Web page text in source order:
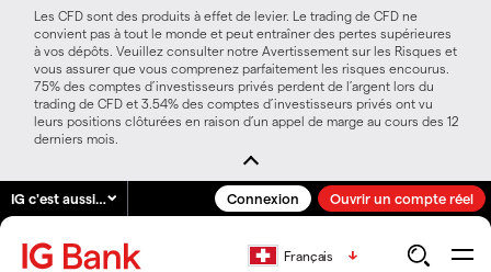
Les CFD sont des produits à effet de levier. Le trading de CFD ne
convient pas à tout le monde et peut entraîner des pertes supérieures
à vos dépôts. Veuillez consulter notre Avertissement sur les Risques et
vous assurer que vous comprenez parfaitement les risques encourus.
75% des comptes d’investisseurs privés perdent de l’argent lors du
trading de CFD et 3.54% des comptes d’investisseurs privés ont vu
leurs positions clôturées en raison d’un appel de marge au cours des 12
derniers mois.
IG c'est aussi… Connexion Ouvrir un compte réel
Français